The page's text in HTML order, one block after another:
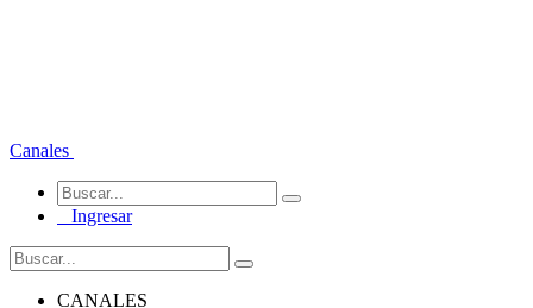
Canales
Ingresar
CANALES